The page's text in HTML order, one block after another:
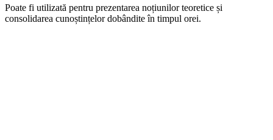
Poate fi utilizată pentru prezentarea noțiunilor teoretice și
consolidarea cunoștințelor dobândite în timpul orei.